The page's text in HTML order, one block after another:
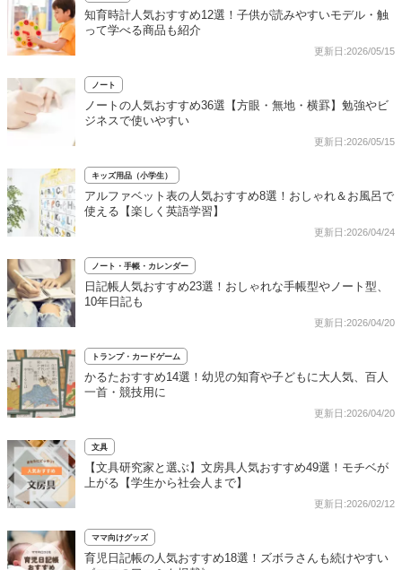
知育時計人気おすすめ12選！子供が読みやすいモデル・触
って学べる商品も紹介
更新日:2026/05/15
ノート
ノートの人気おすすめ36選【方眼・無地・横罫】勉強やビ
ジネスで使いやすい
更新日:2026/05/15
キッズ用品（小学生）
アルファベット表の人気おすすめ8選！おしゃれ＆お風呂で
使える【楽しく英語学習】
更新日:2026/04/24
ノート・手帳・カレンダー
日記帳人気おすすめ23選！おしゃれな手帳型やノート型、
10年日記も
更新日:2026/04/20
トランプ・カードゲーム
かるたおすすめ14選！幼児の知育や子どもに大人気、百人
一首・競技用に
更新日:2026/04/20
文具
【文具研究家と選ぶ】文房具人気おすすめ49選！モチベが
上がる【学生から社会人まで】
更新日:2026/02/12
ママ向けグッズ
育児日記帳の人気おすすめ18選！ズボラさんも続けやすい